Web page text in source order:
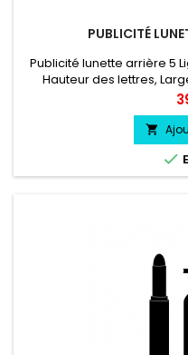
PUBLICITÉ
Publicité lunette arrière 5
Hauteur des lettres,
Largeur plus la
professionnel très

